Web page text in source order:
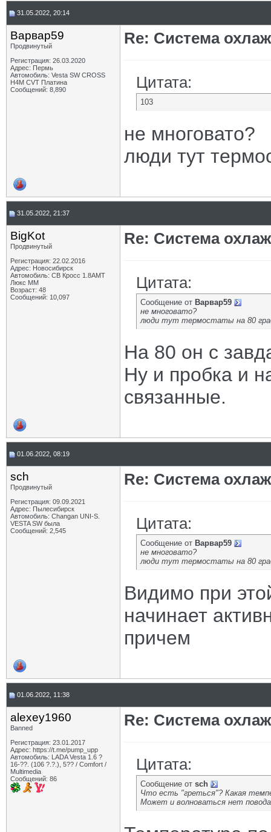
31.05.2022, 20:14
Варвар59
Продвинутый
Регистрация: 26.03.2020
Адрес: Пермь
Автомобиль: Vesta SW CROSS
H4M CVT Платина
Сообщений: 8,890
Re: Система
Цитата:
103
не многовато?
люди тут
31.05.2022, 21:37
BigKot
Продвинутый
Регистрация: 22.02.2016
Адрес: Новосибирск
Автомобиль: СВ Кросс 1.8АМТ
Люкс ММ
Возраст: 48
Сообщений: 10,097
Re: Система
Цитата:
Сообщение от Варвар59
не многовато?
люди тут термостаты на 80
На 80 он с
Ну и пробка и
связанные.
01.06.2022, 08:19
sch
Продвинутый
Регистрация: 09.09.2021
Адрес: Пылесибирск
Автомобиль: Changan UNI-S.
VESTA SW была
Сообщений: 2,545
Re: Система
Цитата:
Сообщение от Варвар59
не многовато?
люди тут термостаты на 80
Видимо при
начинает
причем
01.06.2022, 11:38
alexey1960
Banned
Регистрация: 23.01.2017
Адрес: https://t.me/pump_upp
Автомобиль: LADA Vesta 1.6 ?
16-??. (106 ?.?.), 5?? / Comfort /
Multimedia
Сообщений: 86
Re: Система
Цитата:
Сообщение от sch
Что есть "греться"? Какая
Может и волноваться нет